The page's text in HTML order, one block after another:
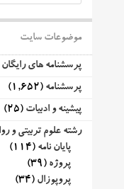
موضوعات سایت
پرسشنامه های رایگان
پرسشنامه (1,652)
پیشینه و ادبیات (25)
رشته علوم تربیتی و
پایان نامه (114)
پروژه (39)
پروپوزال (34)